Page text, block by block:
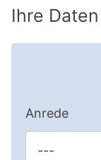
Ihre
Anrede